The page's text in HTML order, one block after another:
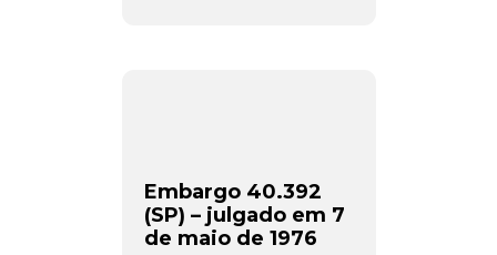
Embargo 40.392
(SP) – julgado em 7
de maio de 1976